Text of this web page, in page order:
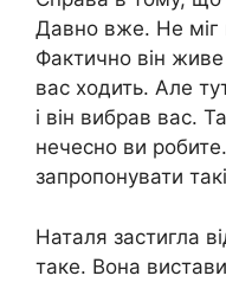
Давно вже. Не міг
Фактично він
вас ходить. Але
і він вибрав вас.
нечесно ви
запропонувати
Наталя застигла
таке. Вона